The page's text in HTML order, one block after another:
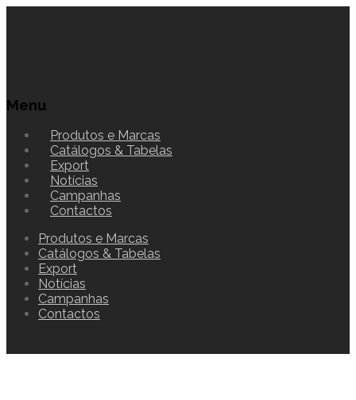
Menu
Produtos e Marcas
Catálogos & Tabelas
Export
Notícias
Campanhas
Contactos
Produtos e Marcas
Catálogos & Tabelas
Export
Notícias
Campanhas
Contactos